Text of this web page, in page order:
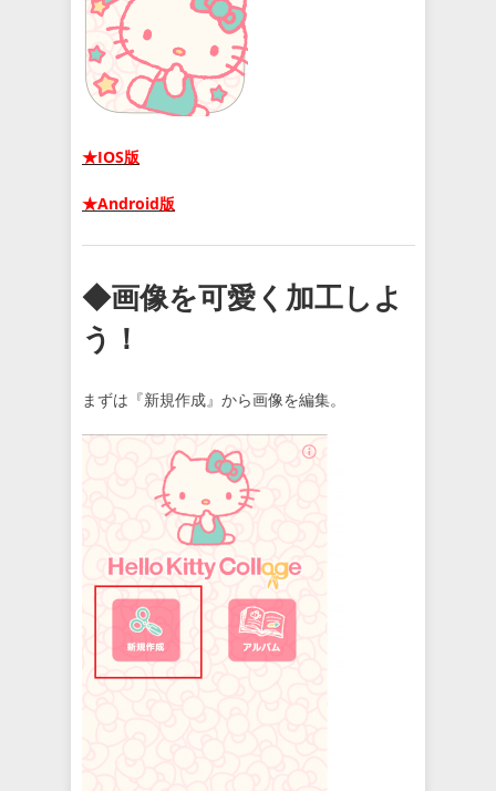
★IOS版
★Android版
◆画像を可愛く加工しよ
う！
まずは『新規作成』から画像を編集。